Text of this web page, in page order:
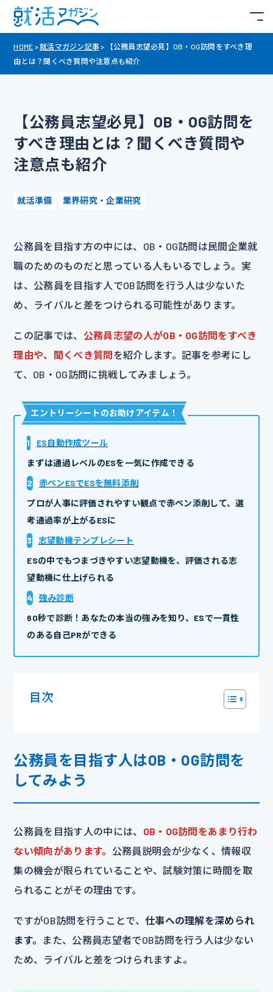
HOME >就活マガジン記事 >
【公務員志望必見】OB・OG訪問をすべき理
由とは？聞くべき質問や注意点も紹介
【公務員志望必見】OB・OG訪問を
すべき理由とは？聞くべき質問や
注意点も紹介
就活準備 業界研究・企業研究
公務員を目指す方の中には、OB・OG訪問は民間企業就
職のためのものだと思っている人もいるでしょう。実
は、公務員を目指す人でOB訪問を行う人は少ないた
め、ライバルと差をつけられる可能性があります。
この記事では、 公務員志望の人がOB・OG訪問をすべき
理由や、聞くべき質問を紹介します。記事を参考にし
て、OB・OG訪問に挑戦してみましょう。
エントリーシートのお助けアイテム ！
1
ES自動作成ツール
まずは通過レベルのESを一気に作成できる
2
赤ペンESでESを無料添削
プロが人事に評価されやすい観点で赤ペン添削して、選
考通過率が上がるESに
3
志望動機テンプレシート
ESの中でもつまづきやすい志望動機を、評価される志
望動機に仕上げられる
4
強み診断
60秒で診断！あなたの本当の強みを知り、ESで一貫性
のある自己PRができる
目次
公務員を目指す人はOB・OG訪問を
してみよう
公務員を目指す人の中には、 OB・OG訪問をあまり行わ
ない傾向があります。 公務員説明会が少なく、情報収
集の機会が限られていることや、試験対策に時間を取
られることがその理由です。
ですがOB訪問を行うことで、 仕事への理解を深められ
ます。
また、公務員志望者でOB訪問を行う人は少ない
ため、ライバルと差をつけられますよ。